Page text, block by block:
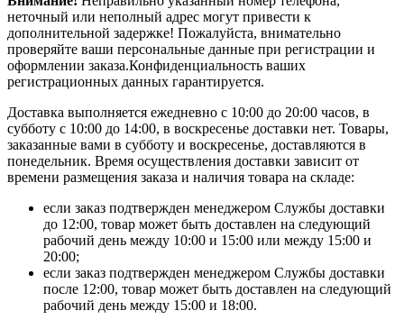
неточный или неполный адрес могут привести к
дополнительной задержке! Пожалуйста, внимательно
проверяйте ваши персональные данные при регистрации и
оформлении заказа.Конфиденциальность ваших
регистрационных данных гарантируется.
Доставка выполняется ежедневно с 10:00 до 20:00 часов, в
субботу с 10:00 до 14:00, в воскресенье доставки нет. Товары,
заказанные вами в субботу и воскресенье, доставляются в
понедельник. Время осуществления доставки зависит от
времени размещения заказа и наличия товара на складе:
если заказ подтвержден менеджером Службы доставки
до 12:00, товар может быть доставлен на следующий
рабочий день между 10:00 и 15:00 или между 15:00 и
20:00;
если заказ подтвержден менеджером Службы доставки
после 12:00, товар может быть доставлен на следующий
рабочий день между 15:00 и 18:00.